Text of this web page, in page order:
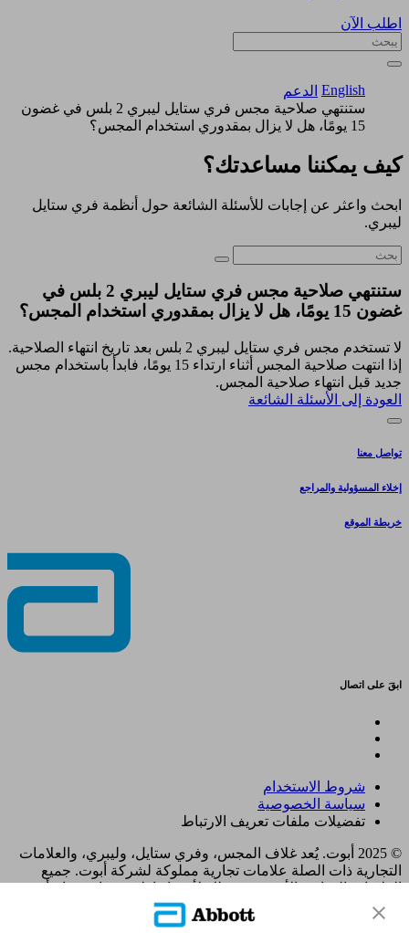
اطلب الآن
English الدعم
ستنتهي صلاحية مجس فري ستايل ليبري 2 بلس في غضون
15 يومًا، هل لا يزال بمقدوري استخدام المجس؟
كيف يمكننا مساعدتك؟
ابحث واعثر عن إجابات للأسئلة الشائعة حول أنظمة فري ستايل
ليبري.
ستنتهي صلاحية مجس فري ستايل ليبري 2 بلس في
غضون 15 يومًا، هل لا يزال بمقدوري استخدام المجس؟
لا تستخدم مجس فري ستايل ليبري 2 بلس بعد تاريخ انتهاء الصلاحية.
إذا انتهت صلاحية المجس أثناء ارتداء 15 يومًا، فابدأ باستخدام مجس
جديد قبل انتهاء صلاحية المجس.
العودة إلى الأسئلة الشائعة
تواصل معنا
إخلاء المسؤولية والمراجع
خريطة الموقع
ابقَ على اتصال
شروط الاستخدام
سياسة الخصوصية
تفضيلات ملفات تعريف الارتباط
© 2025 أبوت. يُعد غلاف المجس، وفري ستايل، وليبري، والعلامات
التجارية ذات الصلة علامات تجارية مملوكة لشركة أبوت. جميع
العلامات التجارية الأخرى هي ملك لأصحابها. لا يجوز استخدام أي
علامة تجارية، أو اسم تجاري، أو تصميم تجاري مملوك لشركة أبوت
على هذا الموقع دون الحصول على تصريح كتابي مسبق من شركة